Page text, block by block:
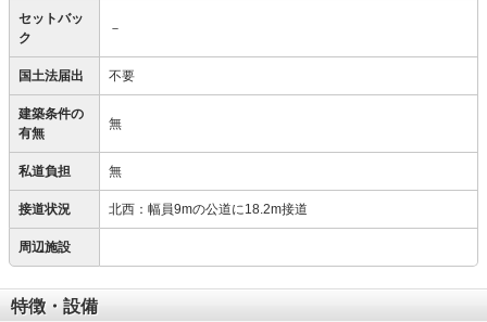
セットバッ
ク
－
国土法届出 不要
建築条件の
有無
無
私道負担 無
接道状況 北西：幅員9mの公道に18.2m接道
周辺施設
特徴・設備